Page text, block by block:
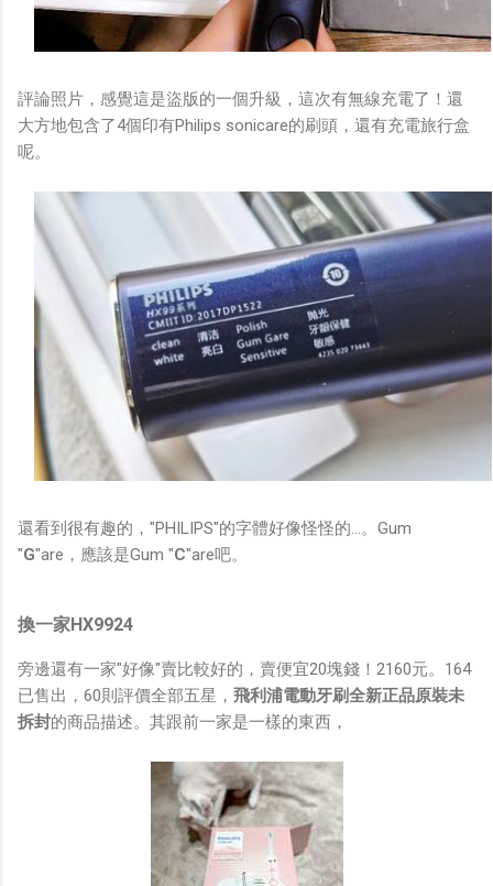
評論照片，感覺這是盜版的一個升級，這次有無線充電了！還
大方地包含了4個印有Philips sonicare的刷頭，還有充電旅行盒
呢。
還看到很有趣的，"PHILIPS"的字體好像怪怪的...。Gum
"G"are，應該是Gum "C"are吧。
換一家HX9924
旁邊還有一家"好像"賣比較好的，賣便宜20塊錢！2160元。164
已售出，60則評價全部五星， 飛利浦電動牙刷全新正品原裝未
拆封的商品描述。其跟前一家是一樣的東西，